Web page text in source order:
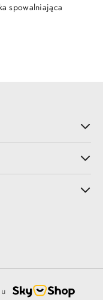
spowalniająca